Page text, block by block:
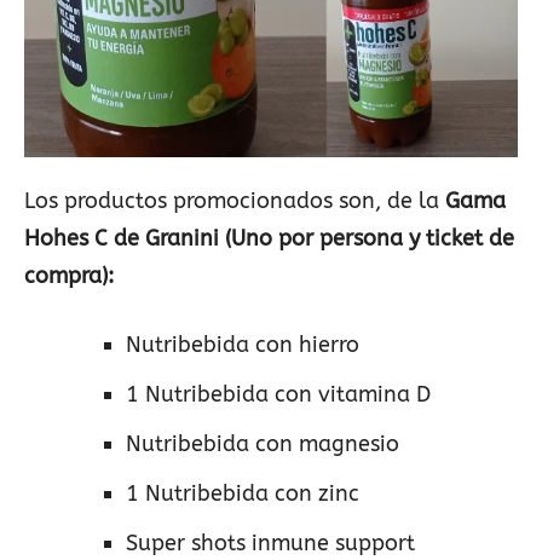
Los productos promocionados son, de la Gama
Hohes C de Granini (Uno por persona y ticket de
compra):
Nutribebida con hierro
1 Nutribebida con vitamina D
Nutribebida con magnesio
1 Nutribebida con zinc
Super shots inmune support